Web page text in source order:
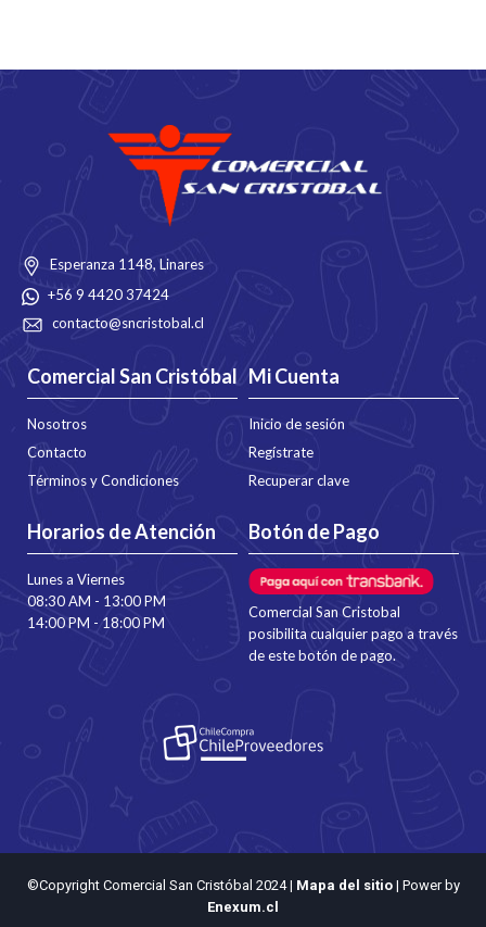
Esperanza 1148, Linares
+56 9 4420 37424
contacto@sncristobal.cl
Comercial San Cristóbal
Nosotros
Contacto
Términos y Condiciones
Mi Cuenta
Inicio de sesión
Regístrate
Recuperar clave
Horarios de Atención
Lunes a Viernes
08:30 AM - 13:00 PM
14:00 PM - 18:00 PM
Botón de Pago
Comercial San Cristobal
posibilita cualquier pago a través
de este botón de pago.
©Copyright Comercial San Cristóbal 2024| Mapa del sitio| Power by
Enexum.cl